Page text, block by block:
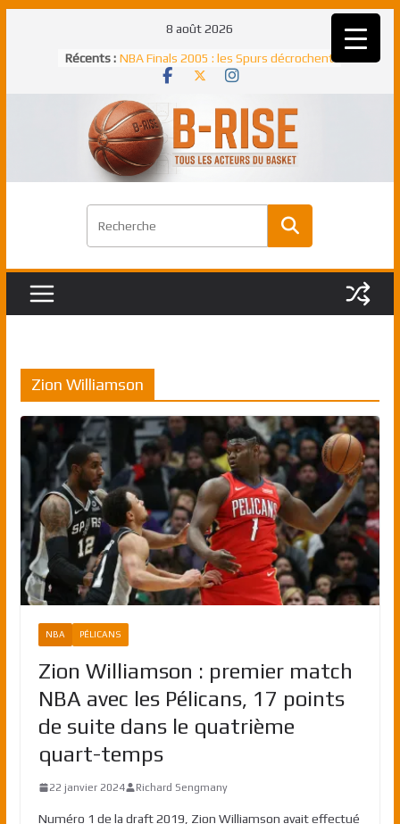
8 août 2026
Récents : NBA Finals 2005 : les Spurs décrochent
un troisième titre NBA, la rude bataille
NBA Finals 2021 : les Bucks et Giannis
Antetokounmpo triomphent, le Greek
Freek élu MVP
Shai Gilgeous-Alexander : son premier
match à plus de 40 points en NBA, le
Pau Gasol dans l’histoire en 2002 :
premier européen sacré Rookie de
Rudy Gobert, deuxième Français élu
Zion Williamson
NBA PÉLICANS
Zion Williamson : premier match
NBA avec les Pélicans, 17 points
de suite dans le quatrième
quart-temps
22 janvier 2024 Richard Sengmany
Numéro 1 de la draft 2019, Zion Williamson avait effectué